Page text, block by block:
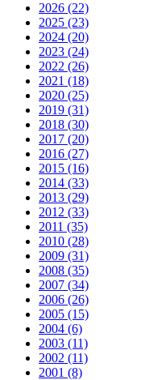
2026 (22)
2025 (23)
2024 (20)
2023 (24)
2022 (26)
2021 (18)
2020 (25)
2019 (31)
2018 (30)
2017 (20)
2016 (27)
2015 (16)
2014 (33)
2013 (29)
2012 (33)
2011 (35)
2010 (28)
2009 (31)
2008 (35)
2007 (34)
2006 (26)
2005 (15)
2004 (6)
2003 (11)
2002 (11)
2001 (8)